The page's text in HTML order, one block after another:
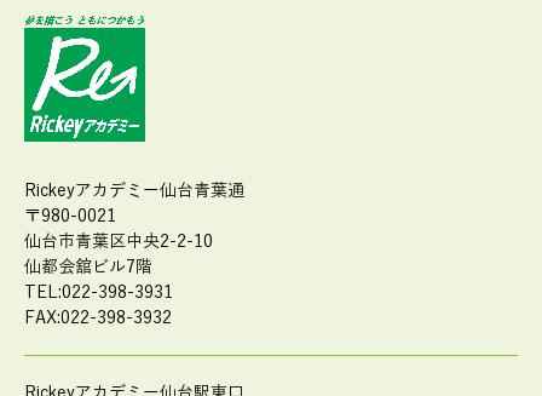
Rickeyアカデミー仙台青葉通
〒980-0021
仙台市青葉区中央2-2-10
仙都会舘ビル7階
TEL:022-398-3931
FAX:022-398-3932